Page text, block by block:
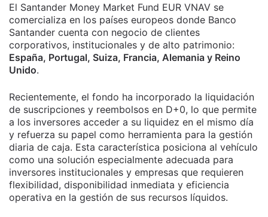
El Santander Money Market Fund EUR VNAV se
comercializa en los países europeos donde Banco
Santander cuenta con negocio de clientes
corporativos, institucionales y de alto patrimonio:
España, Portugal, Suiza, Francia, Alemania y Reino
Unido.
Recientemente, el fondo ha incorporado la liquidación
de suscripciones y reembolsos en D+0, lo que permite
a los inversores acceder a su liquidez en el mismo día
y refuerza su papel como herramienta para la gestión
diaria de caja. Esta característica posiciona al vehículo
como una solución especialmente adecuada para
inversores institucionales y empresas que requieren
flexibilidad, disponibilidad inmediata y eficiencia
operativa en la gestión de sus recursos líquidos.